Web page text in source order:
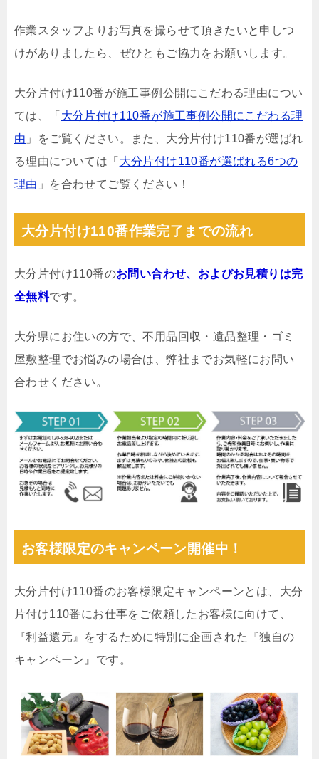
作業スタッフよりお写真を撮らせて頂きたいと申しつ
けがありましたら、ぜひともご協力をお願いします。
大分片付け110番が施工事例公開にこだわる理由につい
ては、「 大分片付け110番が施工事例公開にこだわる理
由 」をご覧ください。また、大分片付け110番が選ばれ
る理由については「 大分片付け110番が選ばれる6つの
理由 」を合わせてご覧ください！
大分片付け110番作業完了までの流れ
大分片付け110番のお問い合わせ、およびお見積りは完
全無料です。
大分県にお住いの方で、不用品回収・遺品整理・ゴミ
屋敷整理でお悩みの場合は、弊社までお気軽にお問い
合わせください。
お客様限定のキャンペーン開催中！
大分片付け110番のお客様限定キャンペーンとは、大分
片付け110番にお仕事をご依頼したお客様に向けて、
『利益還元』をするために特別に企画された『独自の
キャンペーン』です。